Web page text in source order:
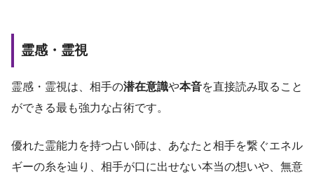
霊感・霊視
霊感・霊視は、相手の潜在意識や本音を直接読み取ること
ができる最も強力な占術です。
優れた霊能力を持つ占い師は、あなたと相手を繋ぐエネル
ギーの糸を辿り、相手が口に出せない本当の想いや、無意